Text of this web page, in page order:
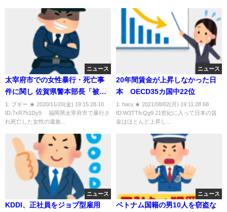
ニュース
太宰府市での女性暴行・死亡事
件に関し 佐賀県警本部長「被害
及ぶ認識なかった、反省点があ
ったとは受け止めていない」
1: ブギー ★ 2020/11/20(金) 19:15:28.10
ID:7xR7h1Dy9 福岡県太宰府市で暴行さ
れ死亡した女性の遺族...
ニュース
20年間賃金が上昇しなかった日
本 OECD35カ国中22位
1: haru ★ 2021/08/02(月) 19:11:28.68
ID:W3TTfcQg9 21世紀に入って日本の賃
金はほとんど上昇し...
ニュース
KDDI、正社員をジョブ型雇用
ニュース
ベトナム国籍の男10人を窃盗な